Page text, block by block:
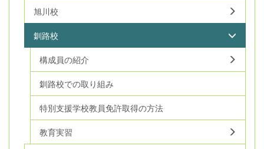
旭川校
釧路校
構成員の紹介
釧路校での取り組み
特別支援学校教員免許取得の方法
教育実習